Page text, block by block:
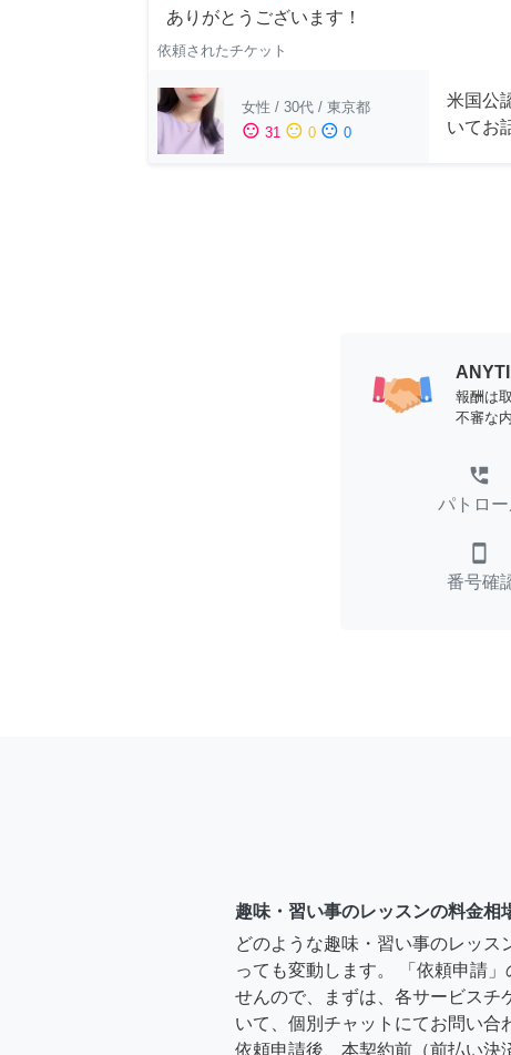
ありがとうございます！
依頼されたチケット
女性 / 30代 / 東京都
sentiment_satisfied 31 sentiment_neutral 0 sentiment_dissatisfied 0
米国公
いてお
報酬は
不審な
perm_phone_msg
パトロ
smartphone
番号確
趣味・習い事のレッスンの料金相
どのような趣味・習い事のレッス
っても変動します。 「依頼申請
せんので、まずは、各サービスチ
いて、個別チャットにてお問い
依頼申請後、本契約前（前払い決